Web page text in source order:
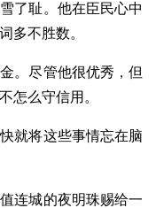
了耻。他在臣民心中
多不胜数。
。尽管他很优秀，但
怎么守信用。
就将这些事情忘在脑
连城的夜明珠赐给一